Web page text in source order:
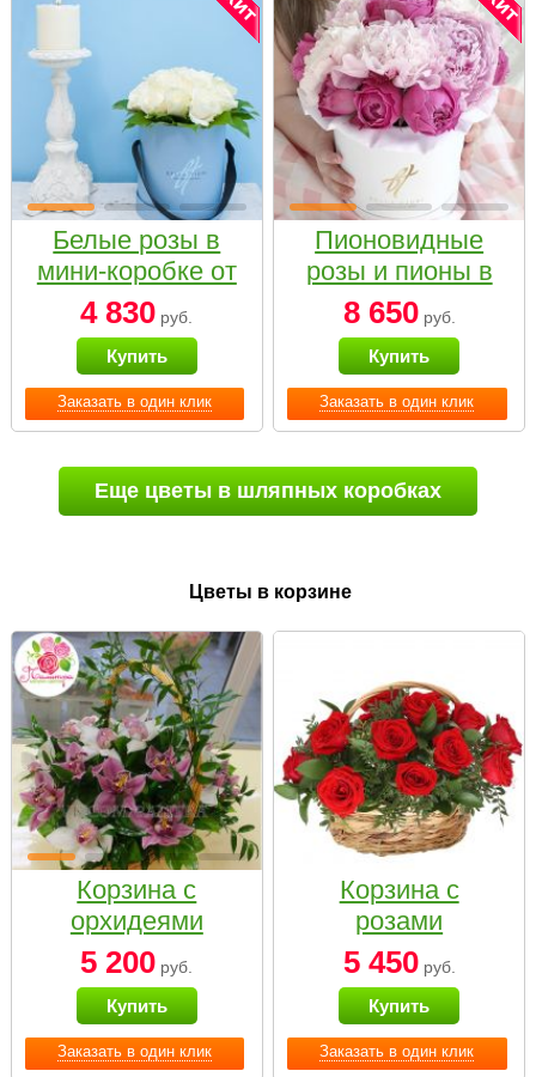
Заказать в один клик
Белые розы в
мини-коробке от
Bella Fiori
4 830 руб.
Купить
Заказать в один клик
Пионовидные
розы и пионы в
белой коробке
Small
8 650руб.
Купить
Еще цветы в шляпных коробках
Цветы в корзине
Заказать в один клик
Корзина с
орхидеями
малая
5 200 руб.
Купить
Заказать в один клик
Корзина с
розами
«Красный
Париж»
5 450руб.
Купить